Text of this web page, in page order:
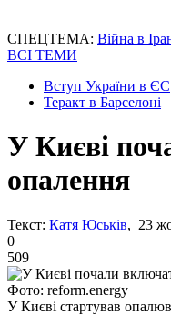
СПЕЦТЕМА: Війна в
ВСІ ТЕМИ
Вступ України в ЄС
Теракт в Барселоні
У Києві
опалення
Текст: Катя Юськів, 23
0
509
Фото: reform.energy
У Києві стартував